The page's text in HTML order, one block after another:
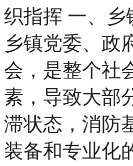
织指挥 一、
乡镇党委、政
会，是整个社
素，导致大部
滞状态，消防
装备和专业化